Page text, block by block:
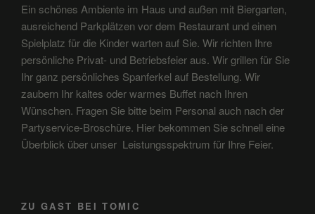
Ein schönes Ambiente im Haus und außen mit Biergarten,
ausreichend Parkplätzen vor dem Restaurant und einen
Spielplatz für die Kinder warten auf Sie. Wir richten Ihre
persönliche Privat- und Betriebsfeier aus. Wir grillen für Sie
Ihr ganz persönliches Spanferkel auf Bestellung. Wir
zaubern Ihr kaltes oder warmes Buffet nach Ihren
Wünschen. Fragen Sie bitte beim Personal auch nach der
Partyservice-Broschüre. Hier bekommen Sie schnell eine
Überblick über unser Leistungsspektrum für Ihre Feier.
ZU GAST BEI TOMIC